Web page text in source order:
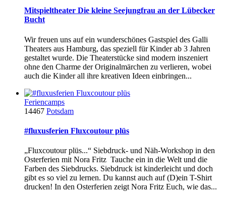
Mitspieltheater Die kleine Seejungfrau an der Lübecker
Bucht
Wir freuen uns auf ein wunderschönes Gastspiel des Galli
Theaters aus Hamburg, das speziell für Kinder ab 3 Jahren
gestaltet wurde. Die Theaterstücke sind modern inszeniert
ohne den Charme der Originalmärchen zu verlieren, wobei
auch die Kinder all ihre kreativen Ideen einbringen...
Feriencamps
14467 Potsdam
#fluxusferien Fluxcoutour plüs
„Fluxcoutour plüs...“ Siebdruck- und Näh-Workshop in den
Osterferien mit Nora Fritz Tauche ein in die Welt und die
Farben des Siebdrucks. Siebdruck ist kinderleicht und doch
gibt es so viel zu lernen. Du kannst auch auf (D)ein T-Shirt
drucken! In den Osterferien zeigt Nora Fritz Euch, wie das...